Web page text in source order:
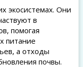
экосистемах. Они
в
помогая
питание
а отходы
почвы.